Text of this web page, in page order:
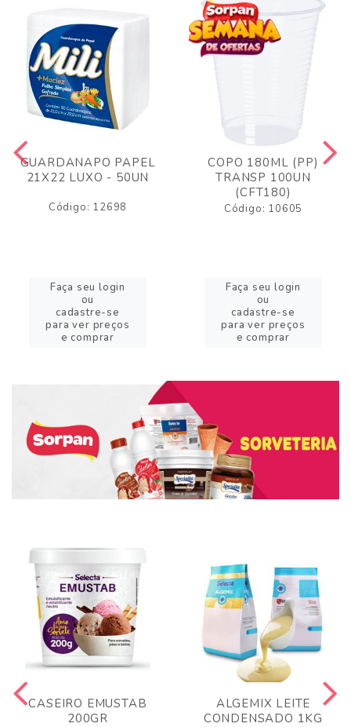
GUARDANAPO PAPEL
21X22 LUXO - 50UN
Código: 12698
Faça seu login
ou
cadastre-se
para ver preços
e comprar
COPO 180ML (PP)
TRANSP 100UN
(CFT180)
Código: 10605
Faça seu login
ou
cadastre-se
para ver preços
e comprar
CASEIRO EMUSTAB
200GR
ALGEMIX LEITE
CONDENSADO 1KG